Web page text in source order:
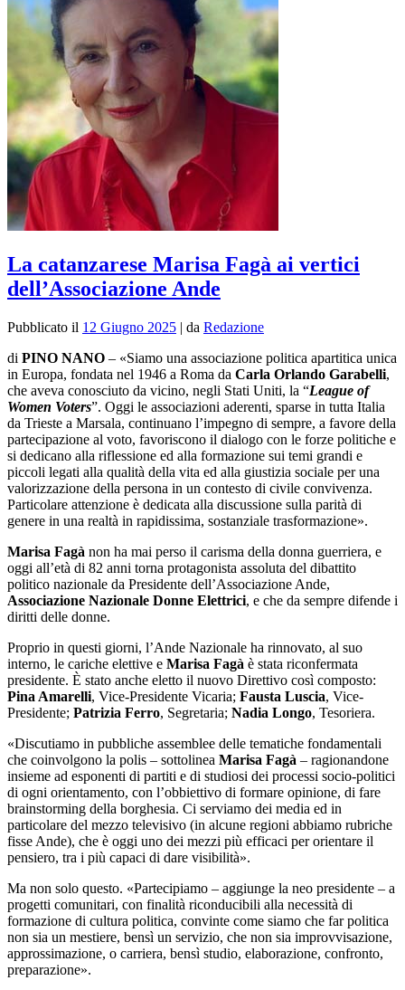
La catanzarese Marisa Fagà ai vertici
dell’Associazione Ande
Pubblicato il 12 Giugno 2025 | da Redazione
di PINO NANO – «Siamo una associazione politica apartitica unica
in Europa, fondata nel 1946 a Roma da Carla Orlando Garabelli,
che aveva conosciuto da vicino, negli Stati Uniti, la “League of
Women Voters”. Oggi le associazioni aderenti, sparse in tutta Italia
da Trieste a Marsala, continuano l’impegno di sempre, a favore della
partecipazione al voto, favoriscono il dialogo con le forze politiche e
si dedicano alla riflessione ed alla formazione sui temi grandi e
piccoli legati alla qualità della vita ed alla giustizia sociale per una
valorizzazione della persona in un contesto di civile convivenza.
Particolare attenzione è dedicata alla discussione sulla parità di
genere in una realtà in rapidissima, sostanziale trasformazione».
Marisa Fagà non ha mai perso il carisma della donna guerriera, e
oggi all’età di 82 anni torna protagonista assoluta del dibattito
politico nazionale da Presidente dell’Associazione Ande,
Associazione Nazionale Donne Elettrici, e che da sempre difende i
diritti delle donne.
Proprio in questi giorni, l’Ande Nazionale ha rinnovato, al suo
interno, le cariche elettive e Marisa Fagà è stata riconfermata
presidente. È stato anche eletto il nuovo Direttivo così composto:
Pina Amarelli, Vice-Presidente Vicaria; Fausta Luscia, Vice-
Presidente; Patrizia Ferro, Segretaria; Nadia Longo, Tesoriera.
«Discutiamo in pubbliche assemblee delle tematiche fondamentali
che coinvolgono la polis – sottolinea Marisa Fagà – ragionandone
insieme ad esponenti di partiti e di studiosi dei processi socio-politici
di ogni orientamento, con l’obbiettivo di formare opinione, di fare
brainstorming della borghesia. Ci serviamo dei media ed in
particolare del mezzo televisivo (in alcune regioni abbiamo rubriche
fisse Ande), che è oggi uno dei mezzi più efficaci per orientare il
pensiero, tra i più capaci di dare visibilità».
Ma non solo questo. «Partecipiamo – aggiunge la neo presidente – a
progetti comunitari, con finalità riconducibili alla necessità di
formazione di cultura politica, convinte come siamo che far politica
non sia un mestiere, bensì un servizio, che non sia improvvisazione,
approssimazione, o carriera, bensì studio, elaborazione, confronto,
preparazione».